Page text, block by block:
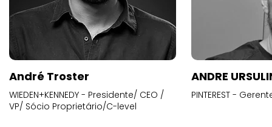
André Troster
WIEDEN+KENNEDY - Presidente/ CEO /
VP/ Sócio Proprietário/C-level
ANDRE
PINTEREST -